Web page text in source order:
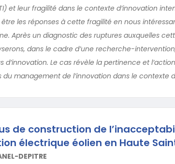
et leur fragilité dans le contexte d’innovation
les réponses à cette fragilité en nous
Après un diagnostic des ruptures auxquelles
dans le cadre d’une recherche-
d’innovation. Le cas révèle la pertinence et
management de l’innovation dans le contexte
de construction de
électrique éolien en Haute
DEPITRE